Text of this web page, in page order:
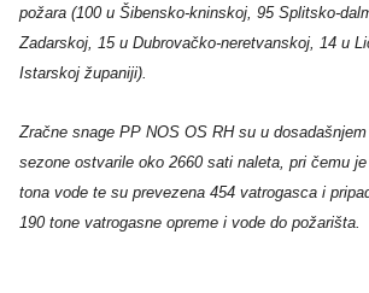
požara (100 u Šibensko-kninskoj, 95 Splitsko-
Zadarskoj, 15 u Dubrovačko-neretvanskoj, 14 u
Istarskoj županiji).
Zračne snage PP NOS OS RH su u
sezone ostvarile oko 2660 sati naleta, pri čemu
tona vode te su prevezena 454 vatrogasca i
190 tone vatrogasne opreme i vode do požarišta.